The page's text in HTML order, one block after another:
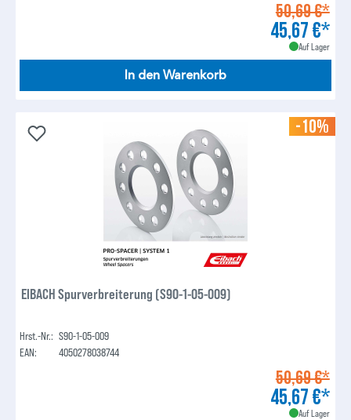
50,69 €*
45,67 €*
Auf Lager
In den Warenkorb
-10%
EIBACH Spurverbreiterung (S90-1-05-009)
Hrst.-Nr.: S90-1-05-009
EAN:
4050278038744
50,69 €*
45,67 €*
Auf Lager